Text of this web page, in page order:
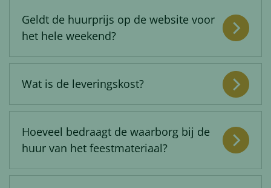
Geldt de huurprijs op de website voor
het hele weekend?
Wat is de leveringskost?
Hoeveel bedraagt de waarborg bij de
huur van het feestmateriaal?